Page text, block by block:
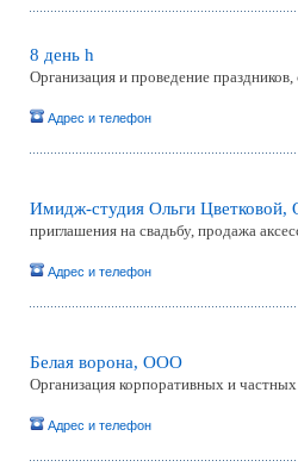
8 день h
Организация и проведение
Адрес и телефон
Имидж-студия Ольги
приглашения на свадьбу, продажа
Адрес и телефон
Белая ворона, ООО
Организация корпоративных и
Адрес и телефон